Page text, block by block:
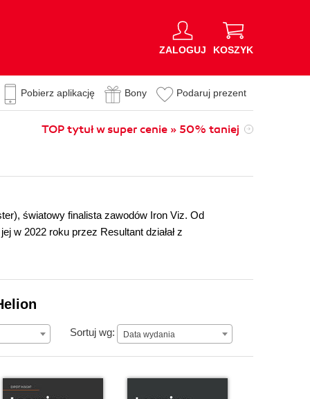
ZALOGUJ KOSZYK
Pobierz aplikację Bony Podaruj prezent
TOP tytuł w super cenie » 50% taniej
światowy finalista zawodów Iron Viz. Od
w 2022 roku przez Resultant działał z
Sortuj wg: Data wydania
Data wydania